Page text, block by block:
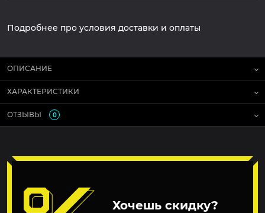
Подробнее про условия доставки и оплаты
ОПИСАНИЕ
ХАРАКТЕРИСТИКИ
ОТЗЫВЫ 0
Хочешь скидку?